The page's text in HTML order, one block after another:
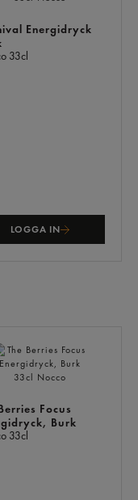
Energidryck
33cl
LOGGA IN
Focus
Burk
33cl